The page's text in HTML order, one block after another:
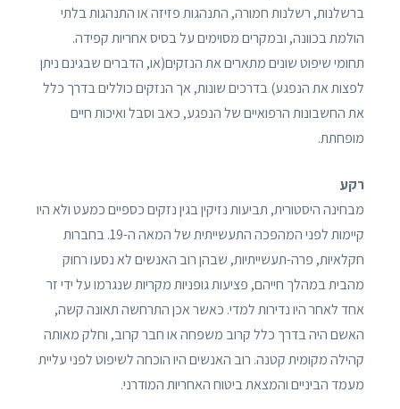
ברשלנות, רשלנות חמורה, התנהגות פזיזה או התנהגות בלתי
הולמת בכוונה, ובמקרים מסוימים על בסיס אחריות קפידה.
תחומי שיפוט שונים מתארים את הנזקים(או, הדברים שבגינם ניתן
לפצות את הנפגע) בדרכים שונות, אך הנזקים כוללים בדרך כלל
את החשבונות הרפואיים של הנפגע, כאב וסבל ואיכות חיים
מופחתת.
רקע
מבחינה היסטורית, תביעות נזיקין בגין נזקים כספיים כמעט ולא היו
קיימות לפני המהפכה התעשייתית של המאה ה-19. בחברות
חקלאיות, פרה-תעשייתיות, שבהן רוב האנשים לא נסעו רחוק
מהבית במהלך חייהם, פציעות גופניות מקריות שנגרמו על ידי זר
אחד לאחר היו נדירות למדי. כאשר אכן התרחשה תאונה קשה,
האשם היה בדרך כלל קרוב משפחה או חבר קרוב, וחלק מאותה
קהילה מקומית קטנה. רוב האנשים היו הוכחה לשיפוט לפני עליית
מעמד הביניים והמצאת ביטוח האחריות המודרני.